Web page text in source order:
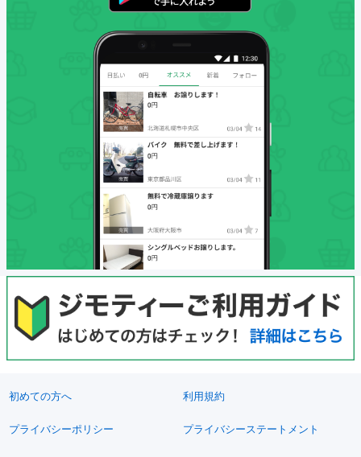
初めての方へ 利用規約
プライバシーポリシー プライバシーステートメント